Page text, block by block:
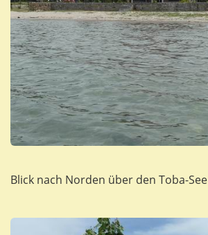
Blick nach Norden über den Toba-See